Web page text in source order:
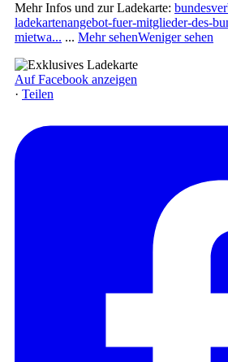
Mehr Infos und zur Ladekarte:
ladekartenangebot-fuer-mitglieder-des-
mietwa... ... Mehr sehenWeniger sehen
Auf Facebook anzeigen
· Teilen